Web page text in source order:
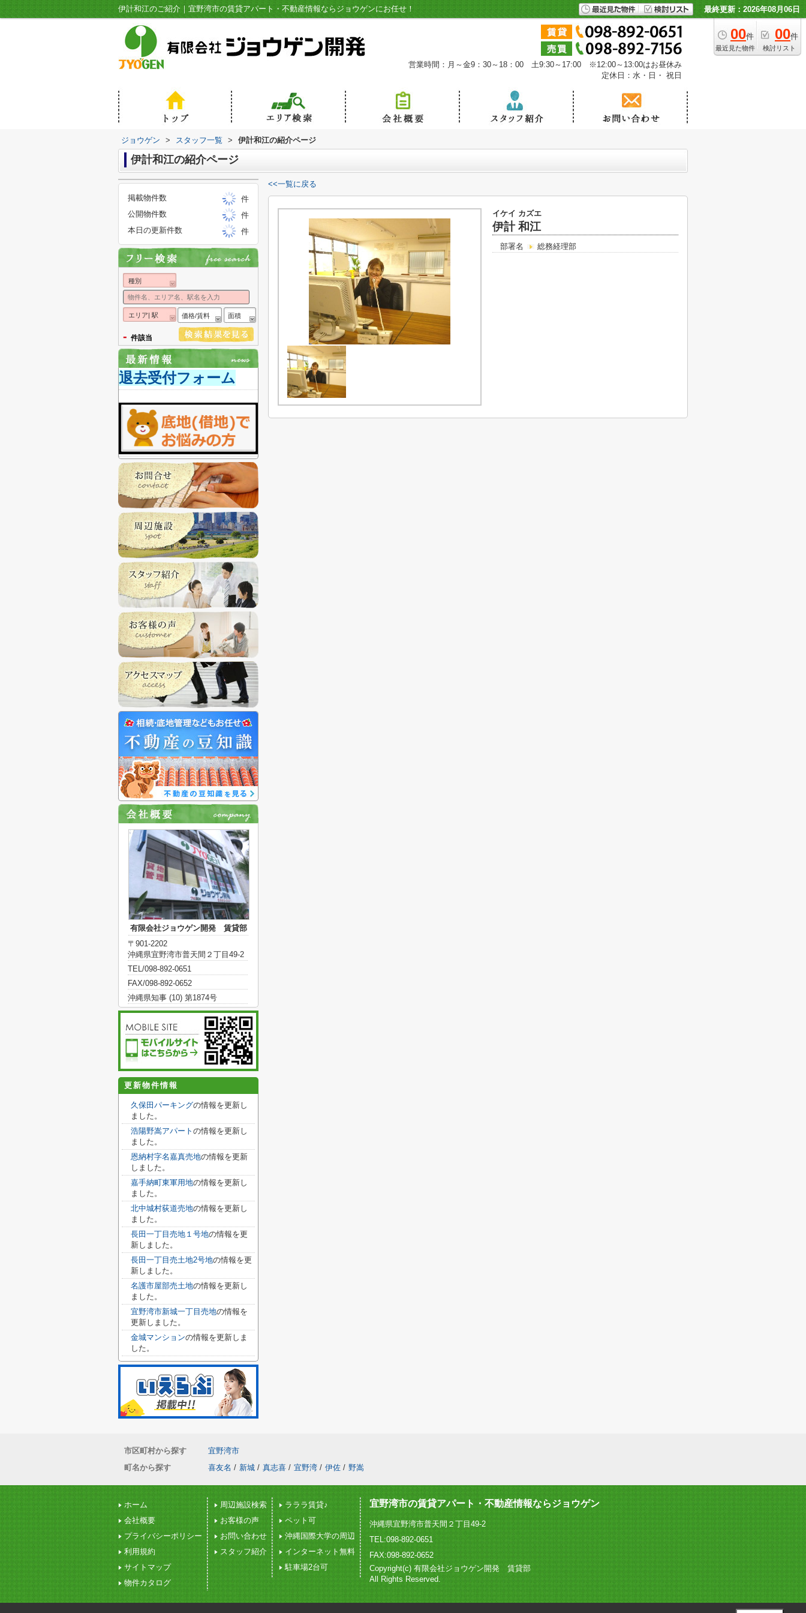
伊計和江のご紹介｜宜野湾市の賃貸アパート・不動産情報ならジョウゲンにお任せ！ 最終更新：2026年08月06日
00件
最近見た物件
00件
検討リスト
営業時間：月～金9：30～18：00 土9:30～17:00 ※12:00～13:00はお昼休み
定休日：水・日・ 祝日
ジョウゲン > スタッフ一覧 > 伊計和江の紹介ページ
伊計和江の紹介ページ
<<一覧に戻る
イケイ カズエ
伊計 和江
部署名 総務経理部
掲載物件数
件
公開物件数
件
本日の更新件数
件
種別
エリア| 駅 価格/賃料 面積
- 件該当
退去受付フォーム
有限会社ジョウゲン開発 賃貸部
〒901-2202
沖縄県宜野湾市普天間２丁目49-2
TEL/098-892-0651
FAX/098-892-0652
沖縄県知事 (10) 第1874号
更新物件情報
久保田パーキングの情報を更新し
ました。
浩陽野嵩アパート の情報を更新し
ました。
恩納村字名嘉真売地の情報を更新
しました。
嘉手納町東軍用地の情報を更新し
ました。
北中城村荻道売地の情報を更新し
ました。
長田一丁目売地１号地の情報を更
新しました。
長田一丁目売土地2号地の情報を更
新しました。
名護市屋部売土地の情報を更新し
ました。
宜野湾市新城一丁目売地の情報を
更新しました。
金城マンションの情報を更新しま
した。
市区町村から探す
宜野湾市
町名から探す
喜友名 / 新城 / 真志喜 / 宜野湾 / 伊佐 / 野嵩
ホーム
会社概要
プライバシーポリシー
利用規約
サイトマップ
物件カタログ
周辺施設検索
お客様の声
お問い合わせ
スタッフ紹介
ラララ賃貸♪
ペット可
沖縄国際大学の周辺
インターネット無料
駐車場2台可
宜野湾市の賃貸アパート・不動産情報ならジョウゲン
沖縄県宜野湾市普天間２丁目49-2
TEL:098-892-0651
FAX:098-892-0652
Copyright(c) 有限会社ジョウゲン開発 賃貸部
All Rights Reserved.